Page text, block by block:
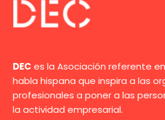
DEC es la Asociación referente
habla hispana que inspira a las
profesionales a poner a las
la actividad empresarial.